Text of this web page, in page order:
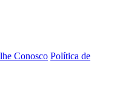
Conosco Política de